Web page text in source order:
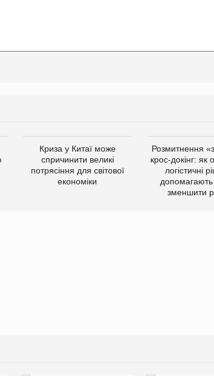
Криза у Китаї може
спричинити великі
потрясіння для світової
економіки
Розмитнення
крос-докінг: як
логістичні
допомагають
зменшити